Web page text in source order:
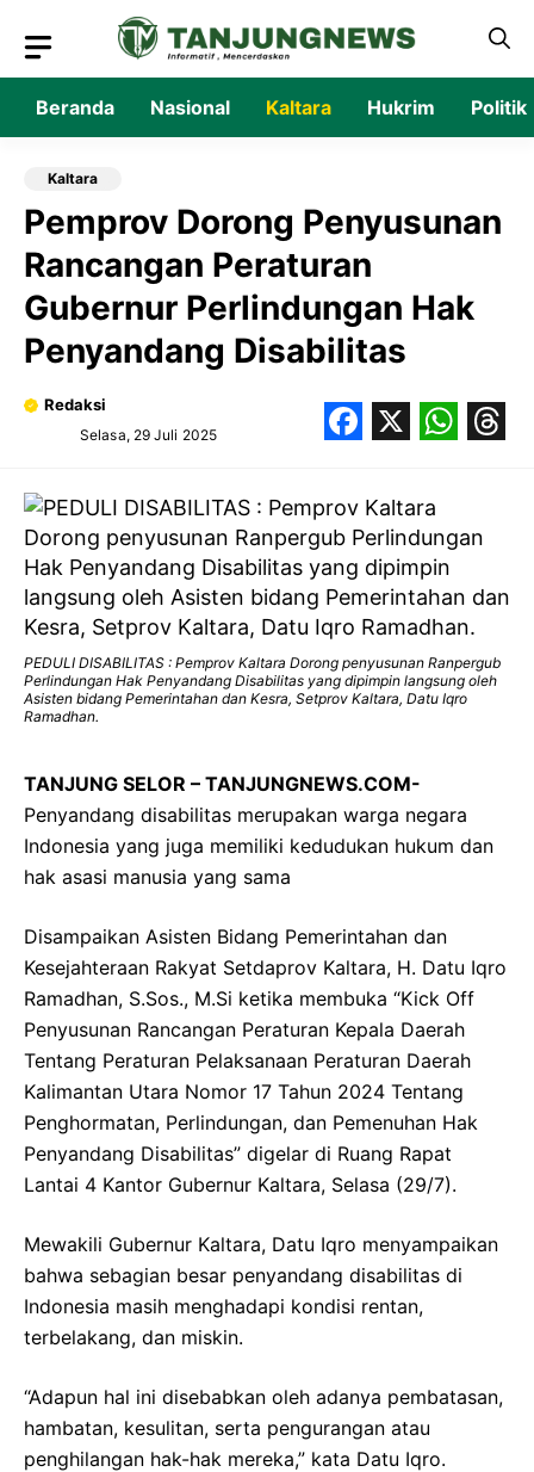
isi
Beranda Nasional Kaltara Hukrim Politik
Kaltara
Pemprov Dorong Penyusunan
Rancangan Peraturan
Gubernur Perlindungan Hak
Penyandang Disabilitas
Redaksi
Selasa, 29 Juli 2025
PEDULI DISABILITAS : Pemprov Kaltara Dorong penyusunan Ranpergub
Perlindungan Hak Penyandang Disabilitas yang dipimpin langsung oleh
Asisten bidang Pemerintahan dan Kesra, Setprov Kaltara, Datu Iqro
Ramadhan.
TANJUNG SELOR – TANJUNGNEWS.COM-
Penyandang disabilitas merupakan warga negara
Indonesia yang juga memiliki kedudukan hukum dan
hak asasi manusia yang sama
Disampaikan Asisten Bidang Pemerintahan dan
Kesejahteraan Rakyat Setdaprov Kaltara, H. Datu Iqro
Ramadhan, S.Sos., M.Si ketika membuka “Kick Off
Penyusunan Rancangan Peraturan Kepala Daerah
Tentang Peraturan Pelaksanaan Peraturan Daerah
Kalimantan Utara Nomor 17 Tahun 2024 Tentang
Penghormatan, Perlindungan, dan Pemenuhan Hak
Penyandang Disabilitas” digelar di Ruang Rapat
Lantai 4 Kantor Gubernur Kaltara, Selasa (29/7).
Mewakili Gubernur Kaltara, Datu Iqro menyampaikan
bahwa sebagian besar penyandang disabilitas di
Indonesia masih menghadapi kondisi rentan,
terbelakang, dan miskin.
“Adapun hal ini disebabkan oleh adanya pembatasan,
hambatan, kesulitan, serta pengurangan atau
penghilangan hak-hak mereka,” kata Datu Iqro.